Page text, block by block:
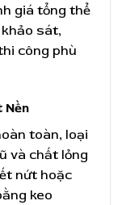
giá tổng thể
sát,
công phù
Nền
toàn, loại
và chất lỏng
nứt hoặc
keo